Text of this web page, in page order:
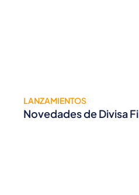
LANZAMIENTOS
Novedades de Divisa